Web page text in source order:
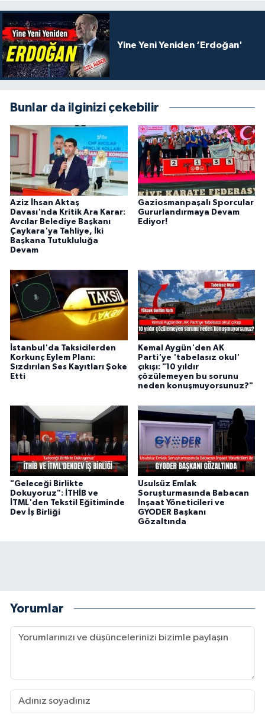
Yine Yeni Yeniden ‘Erdoğan'
Bunlar da ilginizi çekebilir
Aziz İhsan Aktaş
Davası'nda Kritik Ara Karar:
Avcılar Belediye Başkanı
Çaykara'ya Tahliye, İki
Başkana Tutukluluğa
Devam
Gaziosmanpaşalı Sporcular
Gururlandırmaya Devam
Ediyor!
İstanbul'da Taksicilerden
Korkunç Eylem Planı:
Sızdırılan Ses Kayıtları Şoke
Etti
Kemal Aygün'den AK
Parti'ye 'tabelasız okul'
çıkışı: "10 yıldır
çözülemeyen bu sorunu
neden konuşmuyorsunuz?"
"Geleceği Birlikte
Dokuyoruz": İTHİB ve
İTML'den Tekstil Eğitiminde
Dev İş Birliği
Usulsüz Emlak
Soruşturmasında Babacan
İnşaat Yöneticileri ve
GYODER Başkanı
Gözaltında
Yorumlar